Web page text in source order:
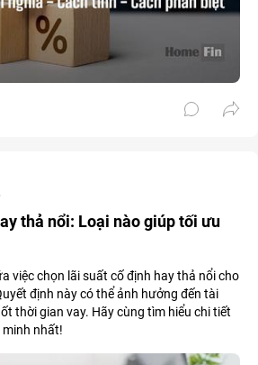
thả nổi: Loại nào giúp tối ưu
việc chọn lãi suất cố định hay thả nổi cho
định này có thể ảnh hưởng đến tài
thời gian vay. Hãy cùng tìm hiểu chi tiết
minh nhất!